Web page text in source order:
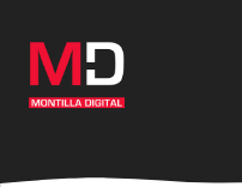
contenido
principal